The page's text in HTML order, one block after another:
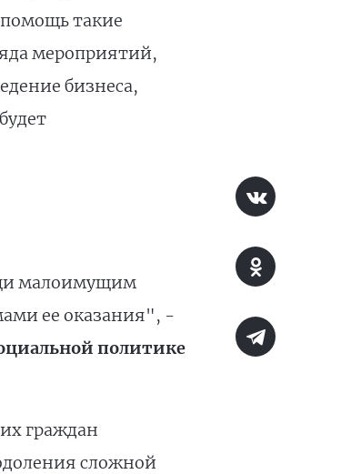
помощь такие
мероприятий,
бизнеса,
малоимущим
ее оказания", -
политике
граждан
сложной